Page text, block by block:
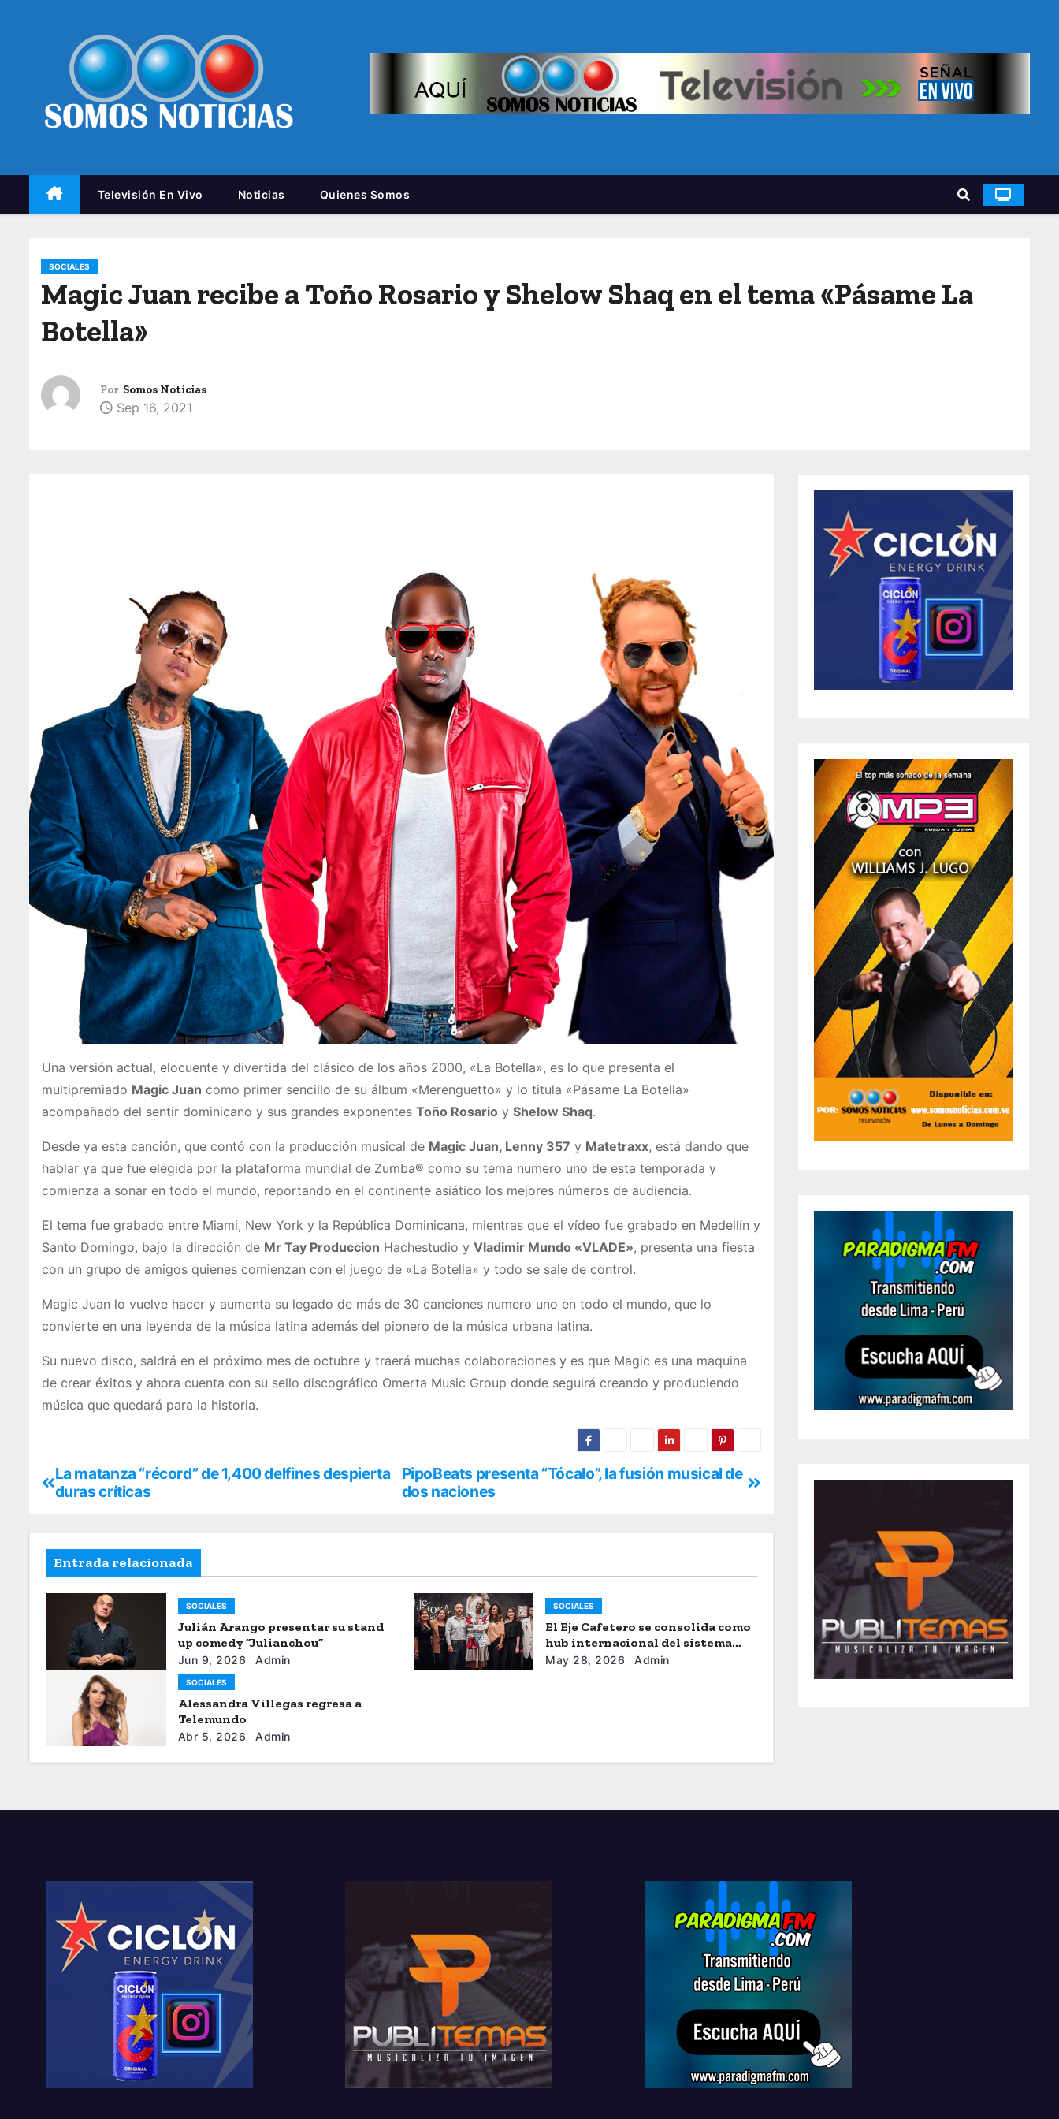
Televisión En Vivo Noticias Quienes Somos
SOCIALES
Magic Juan recibe a Toño Rosario y Shelow Shaq en el tema «Pásame La
Botella»
Por Somos Noticias
Sep 16, 2021
Una versión actual, elocuente y divertida del clásico de los años 2000, «La Botella», es lo que presenta el
multipremiado Magic Juan como primer sencillo de su álbum «Merenguetto» y lo titula «Pásame La Botella»
acompañado del sentir dominicano y sus grandes exponentes Toño Rosario y Shelow Shaq.
Desde ya esta canción, que contó con la producción musical de Magic Juan, Lenny 357 y Matetraxx, está dando que
hablar ya que fue elegida por la plataforma mundial de Zumba® como su tema numero uno de esta temporada y
comienza a sonar en todo el mundo, reportando en el continente asiático los mejores números de audiencia.
El tema fue grabado entre Miami, New York y la República Dominicana, mientras que el vídeo fue grabado en Medellín y
Santo Domingo, bajo la dirección de Mr Tay Produccion Hachestudio y Vladimir Mundo «VLADE», presenta una fiesta
con un grupo de amigos quienes comienzan con el juego de «La Botella» y todo se sale de control.
Magic Juan lo vuelve hacer y aumenta su legado de más de 30 canciones numero uno en todo el mundo, que lo
convierte en una leyenda de la música latina además del pionero de la música urbana latina.
Su nuevo disco, saldrá en el próximo mes de octubre y traerá muchas colaboraciones y es que Magic es una maquina
de crear éxitos y ahora cuenta con su sello discográfico Omerta Music Group donde seguirá creando y produciendo
música que quedará para la historia.
PipoBeats presenta “Tócalo”, la fusión musical de
dos naciones
La matanza “récord” de 1,400 delfines despierta
duras críticas
Entrada relacionada
SOCIALES
Julián Arango presentar su stand
up comedy “Julianchou”
Jun 9, 2026 Admin
SOCIALES
El Eje Cafetero se consolida como
hub internacional del sistema
moda
May 28, 2026 Admin
SOCIALES
Alessandra Villegas regresa a
Telemundo
Abr 5, 2026 Admin